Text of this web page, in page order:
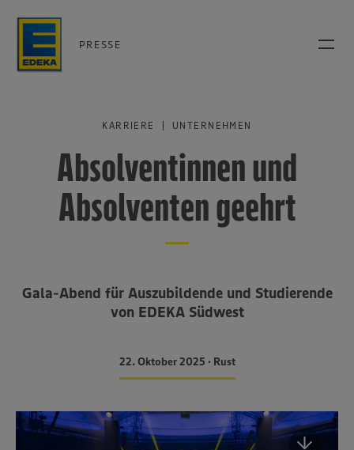
PRESSE
KARRIERE | UNTERNEHMEN
Absolventinnen und
Absolventen geehrt
Gala-Abend für Auszubildende und Studierende
von EDEKA Südwest
22. Oktober 2025 • Rust